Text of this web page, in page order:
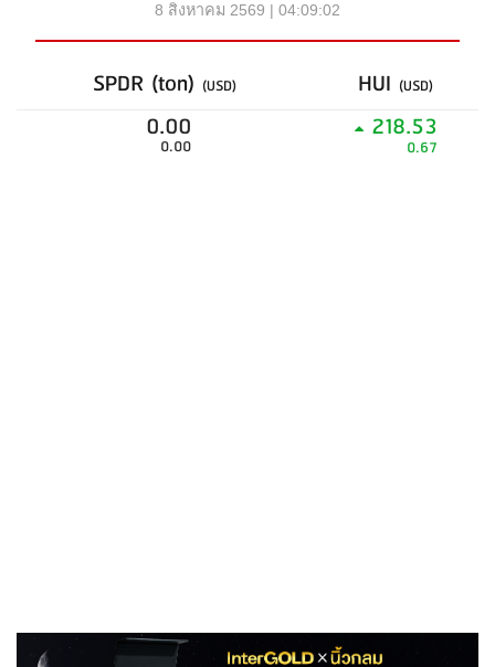
8 สิงหาคม 2569 | 04:09:02
SPDR (ton) (USD) HUI (USD)
0.00
0.00
218.53
0.67